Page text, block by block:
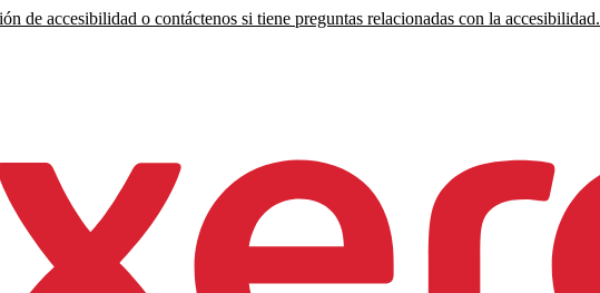
de accesibilidad o contáctenos si tiene preguntas relacionadas con la accesibilidad.